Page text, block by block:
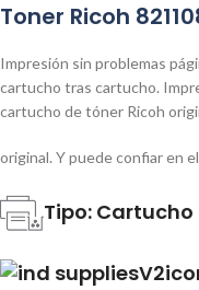
Toner Ricoh
Impresión sin problemas
cartucho tras cartucho.
cartucho de tóner Ricoh
original. Y puede confiar en
Tipo: Cartucho